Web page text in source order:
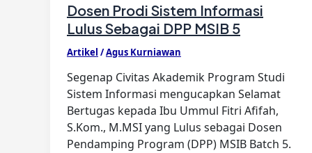
Dosen Prodi Sistem Informasi
Lulus Sebagai DPP MSIB 5
Artikel /Agus Kurniawan
Segenap Civitas Akademik Program Studi
Sistem Informasi mengucapkan Selamat
Bertugas kepada Ibu Ummul Fitri Afifah,
S.Kom., M.MSI yang Lulus sebagai Dosen
Pendamping Program (DPP) MSIB Batch 5.